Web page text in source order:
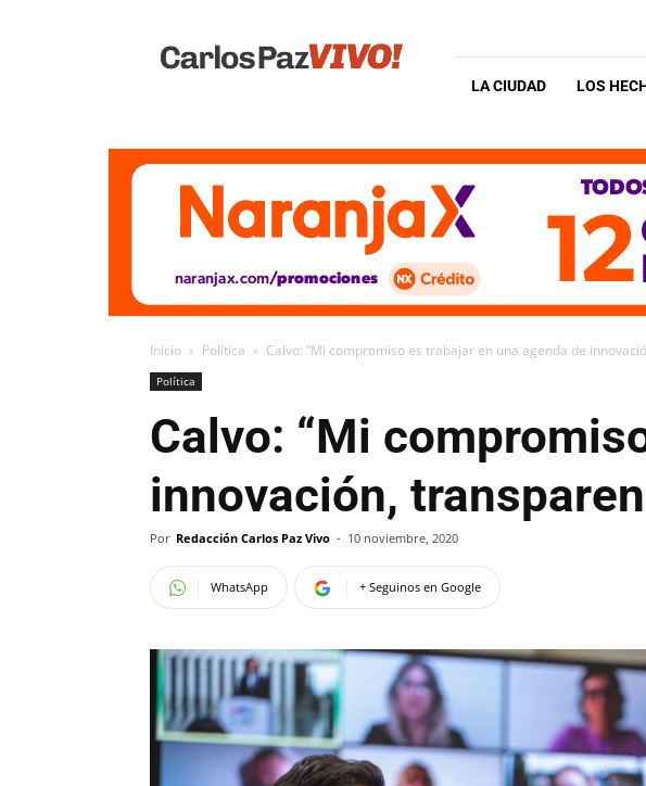
Vivo
LA CIUDAD LOS
Inicio Política Calvo: “Mi compromiso es trabajar en una agenda de
Política
Calvo: “Mi
innovación,
Por Redacción Carlos Paz Vivo - 10 noviembre, 2020
WhatsApp + Seguinos en Google